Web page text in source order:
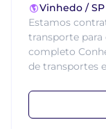
Vinhedo / SP
Estamos
transporte para
completo
de transportes